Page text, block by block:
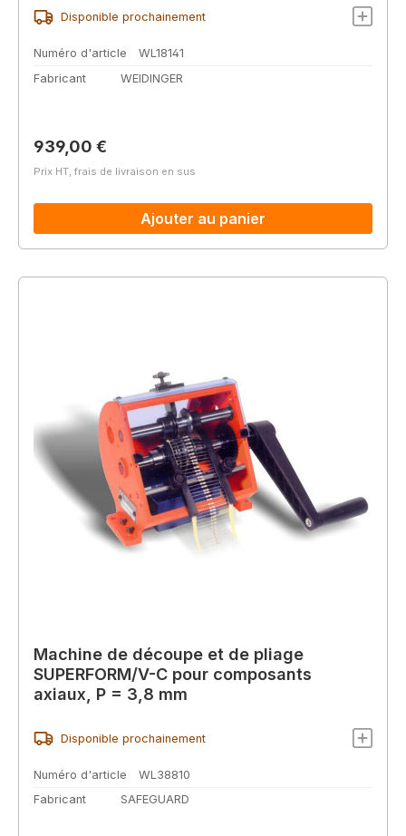
Disponible prochainement
Numéro d'article
WL18141
Fabricant
WEIDINGER
Prix régulier :
939,00 €
Prix HT, frais de livraison en sus
Ajouter au panier
Machine de découpe et de pliage
SUPERFORM/V-C pour composants
axiaux, P = 3,8 mm
Disponible prochainement
Numéro d'article
WL38810
Fabricant
SAFEGUARD